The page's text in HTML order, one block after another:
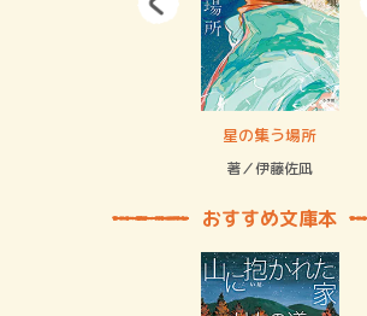
星の集う場所
著／伊藤佐凪
おすすめ文庫本